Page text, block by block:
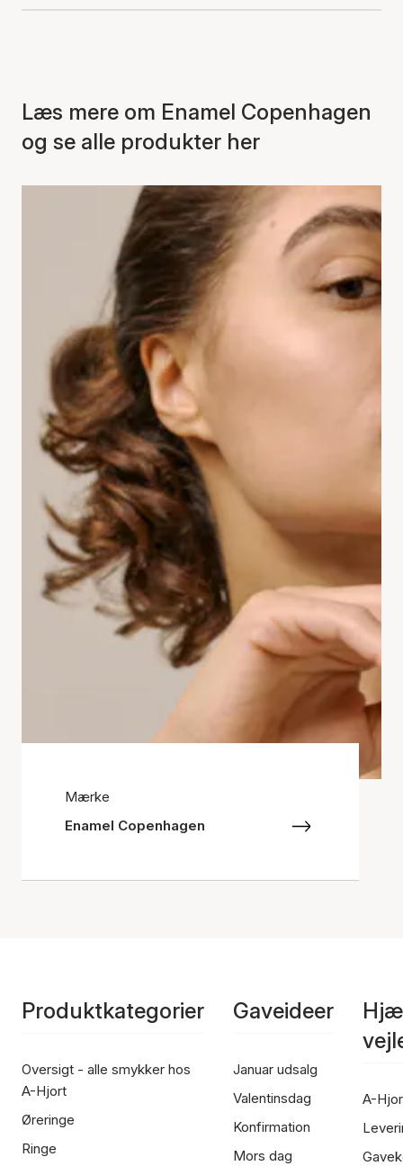
Læs mere om Enamel Copenhagen
og se alle produkter her
Mærke
Enamel Copenhagen
Produktkategorier
Oversigt - alle smykker hos
A-Hjort
Øreringe
Ringe
Gaveideer
Januar udsalg
Valentinsdag
Konfirmation
Mors dag
A-